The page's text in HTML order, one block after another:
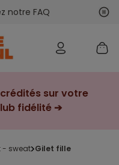
notre FAQ
sur votre
fidélité ➔
- sweat gilet fille